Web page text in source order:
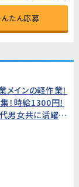
たん応募
メインの軽作業！
！時給1300円！
男女共に活躍